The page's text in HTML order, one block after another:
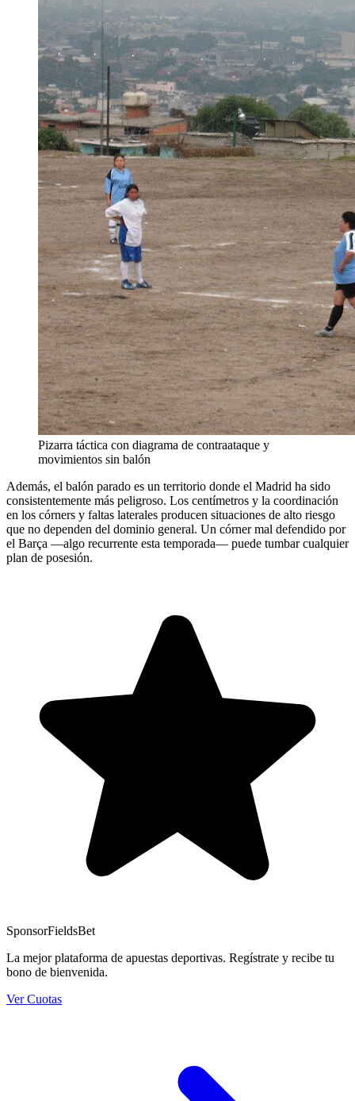
Pizarra táctica con diagrama de contraataque y
movimientos sin balón
Además, el balón parado es un territorio donde el Madrid ha sido
consistentemente más peligroso. Los centímetros y la coordinación
en los córners y faltas laterales producen situaciones de alto riesgo
que no dependen del dominio general. Un córner mal defendido por
el Barça —algo recurrente esta temporada— puede tumbar cualquier
plan de posesión.
SponsorFieldsBet
La mejor plataforma de apuestas deportivas. Regístrate y recibe tu
bono de bienvenida.
Ver Cuotas